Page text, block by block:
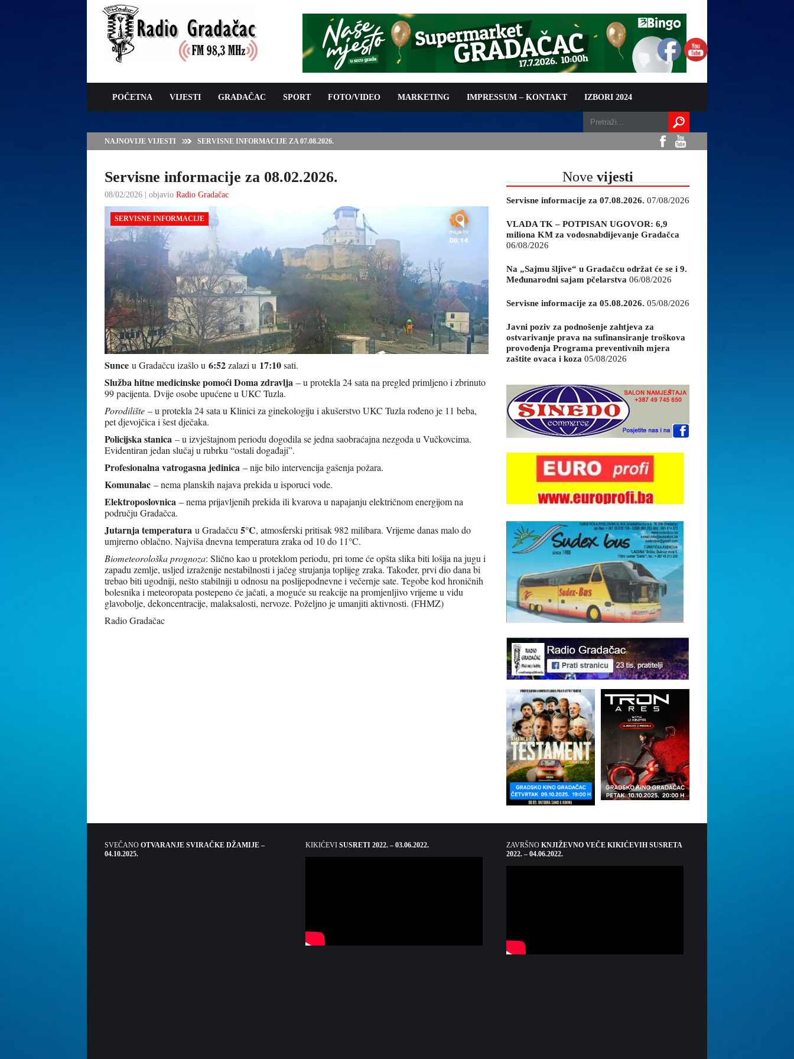
POČETNA VIJESTI GRADAČAC SPORT FOTO/VIDEO MARKETING IMPRESSUM – KONTAKT IZBORI 2024
NAJNOVIJE VIJESTI
VLADA TK – POTPISAN UGOVOR: 6,9 MILIONA KM ZA VODOSNABDIJEVANJE
GRADAČCA
Servisne informacije za 08.02.2026.
08/02/2026 | objavio Radio Gradačac
SERVISNE INFORMACIJE
Sunce u Gradačcu izašlo u 6:52zalazi u 17:10sati.
Služba hitne medicinske pomoći Doma zdravlja – u protekla 24 sata na pregled primljeno i zbrinuto
99 pacijenta. Dvije osobe upućene u UKC Tuzla.
Porodilište – u protekla 24 sata u Klinici za ginekologiju i akušerstvo UKC Tuzla rođeno je 11 beba,
pet djevojčica i šest dječaka.
Policijska stanica – u izvještajnom periodu dogodila se jedna saobraćajna nezgoda u Vučkovcima.
Evidentiran jedan slučaj u rubrku “ostali događaji”.
Profesionalna vatrogasna jedinica – nije bilo intervencija gašenja požara.
Komunalac – nema planskih najava prekida u isporuci vode.
Elektroposlovnica – nema prijavljenih prekida ili kvarova u napajanju električnom energijom na
području Gradačca.
Jutarnja temperatura u Gradačcu 5°C, atmosferski pritisak 982 milibara. Vrijeme danas malo do
umjrerno oblačno. Najviša dnevna temperatura zraka od 10 do 11°C.
Biometeorološka prognoza: Slično kao u proteklom periodu, pri tome će opšta slika biti lošija na jugu i
zapadu zemlje, usljed izraženije nestabilnosti i jačeg strujanja toplijeg zraka. Također, prvi dio dana bi
trebao biti ugodniji, nešto stabilniji u odnosu na poslijepodnevne i večernje sate. Tegobe kod hroničnih
bolesnika i meteoropata postepeno će jačati, a moguće su reakcije na promjenljivo vrijeme u vidu
glavobolje, dekoncentracije, malaksalosti, nervoze. Poželjno je umanjiti aktivnosti. (FHMZ)
Radio Gradačac
Nove vijesti
Servisne informacije za 07.08.2026. 07/08/2026
VLADA TK – POTPISAN UGOVOR: 6,9
miliona KM za vodosnabdijevanje Gradačca
06/08/2026
Na „Sajmu šljive“ u Gradačcu održat će se i 9.
Međunarodni sajam pčelarstva 06/08/2026
Servisne informacije za 05.08.2026. 05/08/2026
Javni poziv za podnošenje zahtjeva za
ostvarivanje prava na sufinansiranje troškova
provođenja Programa preventivnih mjera
zaštite ovaca i koza 05/08/2026
SVEČANO OTVARANJE SVIRAČKE DŽAMIJE –
04.10.2025.
KIKIĆEVI SUSRETI 2022. – 03.06.2022. ZAVRŠNO KNJIŽEVNO VEČE KIKIĆEVIH SUSRETA
2022. – 04.06.2022.